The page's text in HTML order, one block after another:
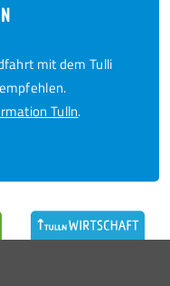
mit dem Tulli
Tulln.